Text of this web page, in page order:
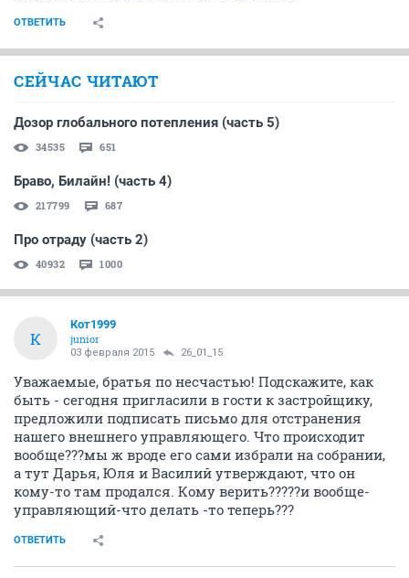
коментарий!
ОТВЕТИТЬ
Д
junior
29 января 2015
декабристов 10, как и многие другие дольщики,
прошу Вас выложить на форуме достоверную
также пояснить каким образом произошло так, что у
вас под носом Карманов проворачивает подобные
Ваших действий.
Б
БогСудья
junior
29 января 2015
Ох и "заварила Маша кашу", а хлебать теперь нам.
Сто раз уже пожалели,что квартиру там купили. А
как улыбалась дочь Карманова когда
продавала...радовалась что еще одного дольщика в
свое гадкое болото затащили. Нет им оправдания,
деньги прикарманили, а теперь всячески оправдания
ищут!То это, им мешало строить, то другое. Слушать
уже надоело, каждый раз всё больше лапши на уши